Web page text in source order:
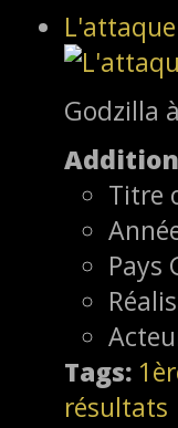
Godzilla
Titre
Pays
Tags:
résultats